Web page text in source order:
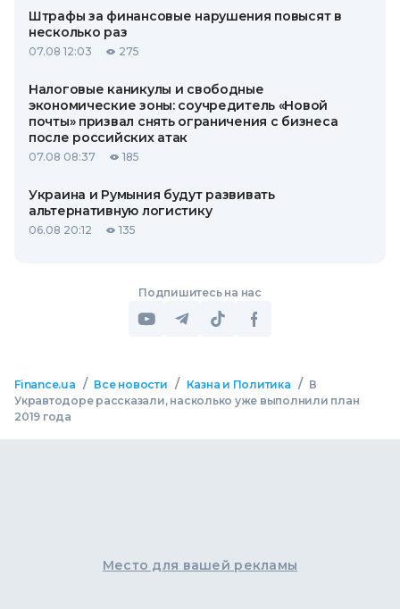
Штрафы за финансовые нарушения повысят в
несколько раз
07.08 12:03 275
Налоговые каникулы и свободные
экономические зоны: соучредитель «Новой
почты» призвал снять ограничения с бизнеса
после российских атак
07.08 08:37 185
Украина и Румыния будут развивать
альтернативную логистику
06.08 20:12 135
Подпишитесь на нас
Finance.ua / Все новости / Казна и Политика / В
Укравтодоре рассказали, насколько уже выполнили план
2019 года
Место для вашей рекламы